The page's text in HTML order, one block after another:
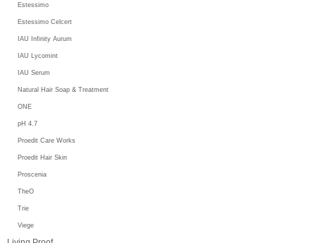
Estessimo
Estessimo Celcert
IAU Infinity Aurum
IAU Lycomint
IAU Serum
Natural Hair Soap & Treatment
ONE
pH 4.7
Proedit Care Works
Proedit Hair Skin
Proscenia
TheO
Trie
Viege